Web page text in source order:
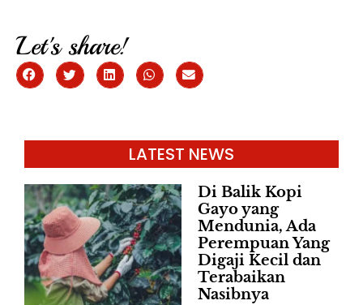
Let's share!
LATEST NEWS
Di Balik Kopi
Gayo yang
Mendunia, Ada
Perempuan Yang
Digaji Kecil dan
Terabaikan
Nasibnya